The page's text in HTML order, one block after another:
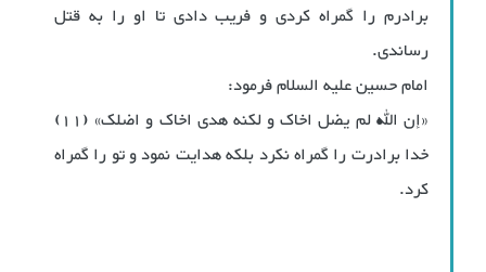
برادرم را گمراه کردی و فریب دادی تا او را به قتل
رساندی.
امام حسین علیه السلام فرمود:
«إن الله لم یضل اخاک و لکنه هدی اخاک و اضلک» (11)
خدا برادرت را گمراه نکرد بلکه هدایت نمود و تو را گمراه
کرد.